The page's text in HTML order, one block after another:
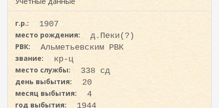
и
г.р.:
1907
место рождения:
д.Пеки(?)
РВК:
Альметьевским РВК
звание:
кр-ц
место службы:
338 сд
день выбытия:
20
месяц выбытия:
4
год выбытия:
1944